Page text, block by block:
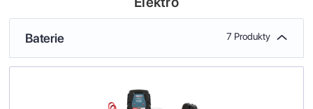
Baterie 7 Produkty